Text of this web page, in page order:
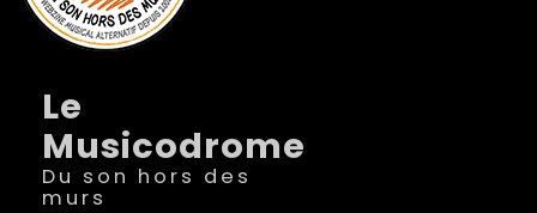
Le
Musicodrome
Du son hors des
murs